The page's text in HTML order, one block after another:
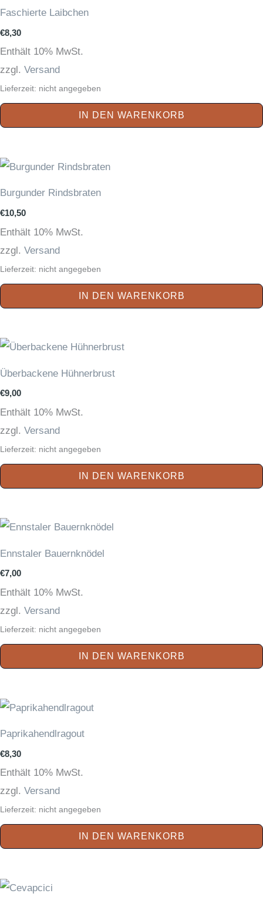
Faschierte Laibchen
€8,30
Enthält 10% MwSt.
zzgl. Versand
Lieferzeit: nicht angegeben
IN DEN WARENKORB
Burgunder Rindsbraten
€10,50
Enthält 10% MwSt.
zzgl. Versand
Lieferzeit: nicht angegeben
IN DEN WARENKORB
Überbackene Hühnerbrust
€9,00
Enthält 10% MwSt.
zzgl. Versand
Lieferzeit: nicht angegeben
IN DEN WARENKORB
Ennstaler Bauernknödel
€7,00
Enthält 10% MwSt.
zzgl. Versand
Lieferzeit: nicht angegeben
IN DEN WARENKORB
Paprikahendlragout
€8,30
Enthält 10% MwSt.
zzgl. Versand
Lieferzeit: nicht angegeben
IN DEN WARENKORB